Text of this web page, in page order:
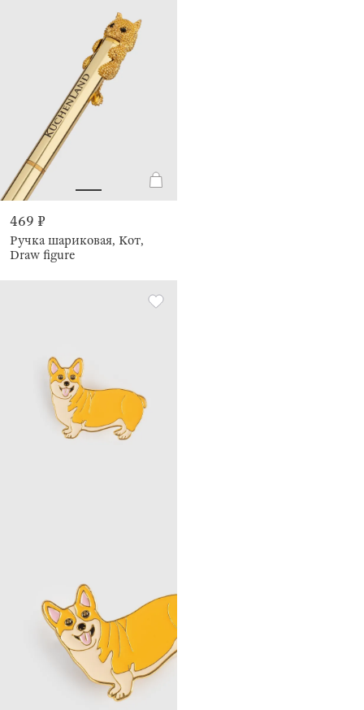
469 ₽
Ручка шариковая, Кот,
Draw figure